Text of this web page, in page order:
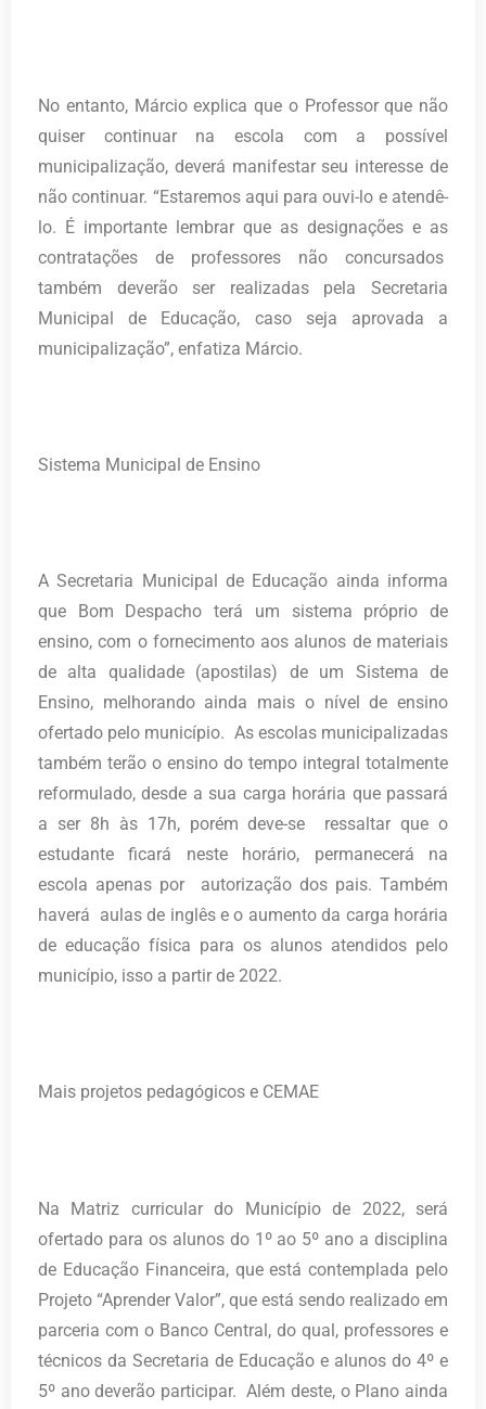
No entanto, Márcio explica que o Professor que não
quiser continuar na escola com a possível
municipalização, deverá manifestar seu interesse de
não continuar. “Estaremos aqui para ouvi-lo e atendê-
lo. É importante lembrar que as designações e as
contratações de professores não concursados
também deverão ser realizadas pela Secretaria
Municipal de Educação, caso seja aprovada a
municipalização”, enfatiza Márcio.
Sistema Municipal de Ensino
A Secretaria Municipal de Educação ainda informa
que Bom Despacho terá um sistema próprio de
ensino, com o fornecimento aos alunos de materiais
de alta qualidade (apostilas) de um Sistema de
Ensino, melhorando ainda mais o nível de ensino
ofertado pelo município. As escolas municipalizadas
também terão o ensino do tempo integral totalmente
reformulado, desde a sua carga horária que passará
a ser 8h às 17h, porém deve-se ressaltar que o
estudante ficará neste horário, permanecerá na
escola apenas por autorização dos pais. Também
haverá aulas de inglês e o aumento da carga horária
de educação física para os alunos atendidos pelo
município, isso a partir de 2022.
Mais projetos pedagógicos e CEMAE
Na Matriz curricular do Município de 2022, será
ofertado para os alunos do 1º ao 5º ano a disciplina
de Educação Financeira, que está contemplada pelo
Projeto “Aprender Valor”, que está sendo realizado em
parceria com o Banco Central, do qual, professores e
técnicos da Secretaria de Educação e alunos do 4º e
5º ano deverão participar. Além deste, o Plano ainda